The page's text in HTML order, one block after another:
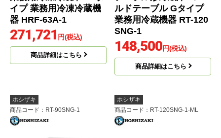
イプ 業務用冷凍冷蔵機
器 HRF-63A-1
271,721 円(税込)
商品詳細はこちら
ルドテーブル Gタイプ
業務用冷蔵機器 RT-120
SNG-1
148,500円(税込)
商品詳細はこちら
ホシザキ
商品コード ：RT-90SNG-1
ホシザキ
商品コード ：RT-120SNG-1-ML